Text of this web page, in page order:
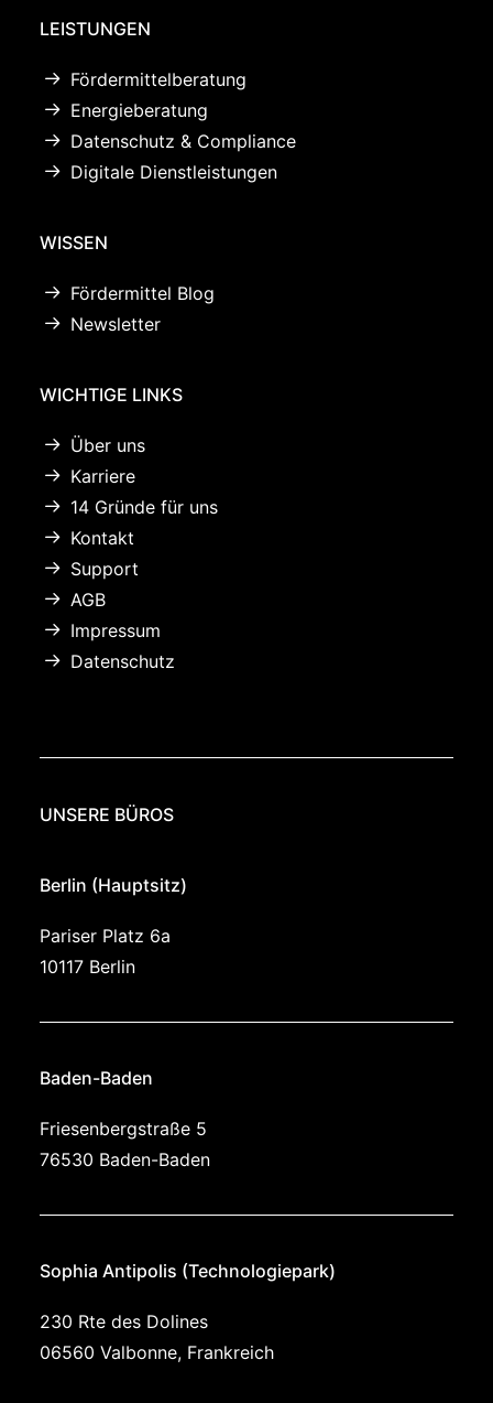
LEISTUNGEN
Fördermittelberatung
Energieberatung
Datenschutz & Compliance
Digitale Dienstleistungen
WISSEN
Fördermittel Blog
Newsletter
WICHTIGE LINKS
Über uns
Karriere
14 Gründe für uns
Kontakt
Support
AGB
Impressum
Datenschutz
UNSERE BÜROS
Berlin (Hauptsitz)
Pariser Platz 6a
10117 Berlin
Baden-Baden
Friesen­berg­straße 5
76530 Baden-Baden
Sophia Antipolis (Technologie­park)
230 Rte des Dolines
06560 Valbonne, Frankreich